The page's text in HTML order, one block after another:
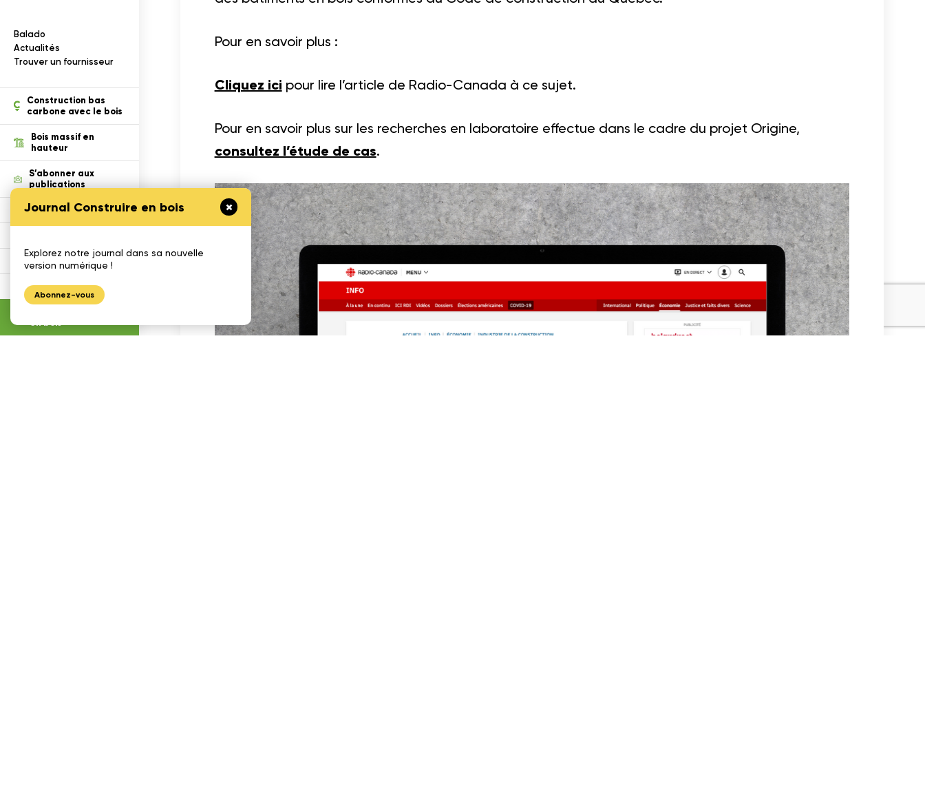
Balado
Actualités
Trouver un fournisseur
Construction bas
carbone avec le bois
Bois massif en
hauteur
S’abonner aux
publications
Défi Cecobois
Gestimat
Calculatrices
en bois
Journal Construire en bois
Explorez notre journal dans sa nouvelle
version numérique !
Abonnez-vous
des renseignements Pour en savoir plus :
Cliquez ici pour lire l’article de Radio-Canada à ce sujet.
Pour en savoir plus sur les recherches en laboratoire effectue dans le cadre du projet Origine,
consultez l’étude de cas.